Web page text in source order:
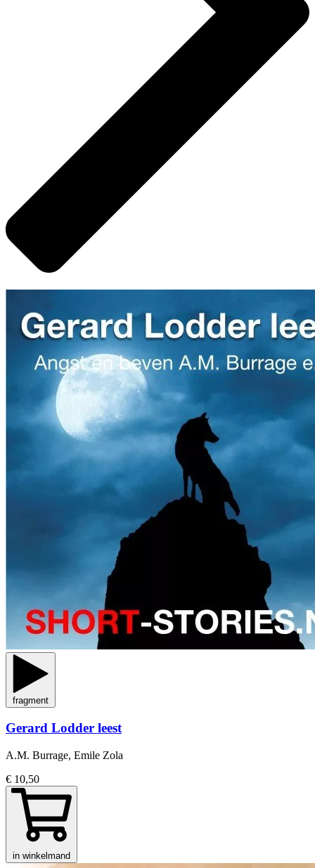
fragment
Gerard Lodder leest
A.M. Burrage, Emile Zola
€ 10,50
in winkelmand